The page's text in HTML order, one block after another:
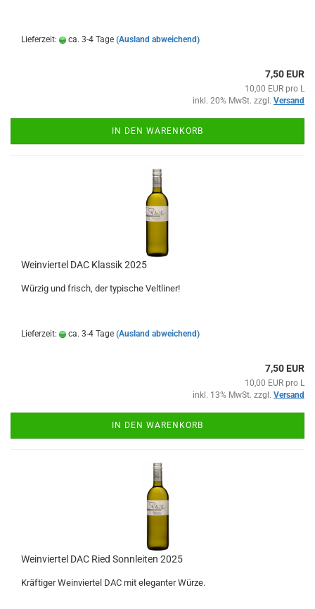
Lieferzeit: ca. 3-4 Tage (Ausland abweichend)
7,50 EUR
10,00 EUR pro L
inkl. 20% MwSt. zzgl. Versand
IN DEN WARENKORB
Weinviertel DAC Klassik 2025
Würzig und frisch, der typische Veltliner!
Lieferzeit: ca. 3-4 Tage (Ausland abweichend)
7,50 EUR
10,00 EUR pro L
inkl. 13% MwSt. zzgl. Versand
IN DEN WARENKORB
Weinviertel DAC Ried Sonnleiten 2025
Kräftiger Weinviertel DAC mit eleganter Würze.